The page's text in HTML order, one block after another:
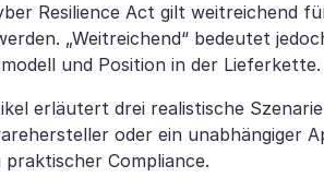
Resilience Act gilt weitreichend
„Weitreichend“ bedeutet
und Position in der Lieferkette.
erläutert drei realistische
oder ein unabhängiger
Compliance.